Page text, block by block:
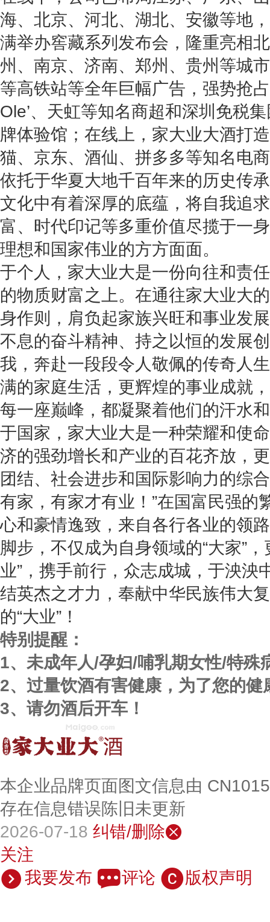
海、北京、河北、湖北、安徽等地
满举办窖藏系列发布会，隆重亮相
州、南京、济南、郑州、贵州等城
等高铁站等全年巨幅广告，强势抢
Ole’、天虹等知名商超和深圳免税
牌体验馆；在线上，家大业大酒打
猫、京东、酒仙、拼多多等知名电
依托于华夏大地千百年来的历史传
文化中有着深厚的底蕴，将自我追
富、时代印记等多重价值尽揽于一
理想和国家伟业的方方面面。
于个人，家大业大是一份向往和责
的物质财富之上。在通往家大业大
身作则，肩负起家族兴旺和事业发
不息的奋斗精神、持之以恒的发展
我，奔赴一段段令人敬佩的传奇人
满的家庭生活，更辉煌的事业成就
每一座巅峰，都凝聚着他们的汗水
于国家，家大业大是一种荣耀和使
济的强劲增长和产业的百花齐放，
团结、社会进步和国际影响力的综
有家，有家才有业！”在国富民强的
心和豪情逸致，来自各行各业的领
脚步，不仅成为自身领域的“大家”
业”，携手前行，众志成城，于泱
结英杰之才力，奉献中华民族伟大
的“大业”！
特别提醒：
1、未成年人/孕妇/哺乳期女性/特殊
2、过量饮酒有害健康，为了您的健
3、请勿酒后开车！
本企业品牌页面图文信息由
存在信息错误陈旧未更新
2026-07-18 纠错/删除
关注
我要发布
评论 版权声明